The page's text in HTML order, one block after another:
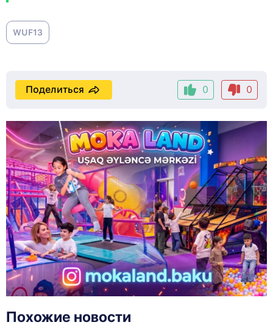
WUF13
0 0
Поделиться
Похожие новости